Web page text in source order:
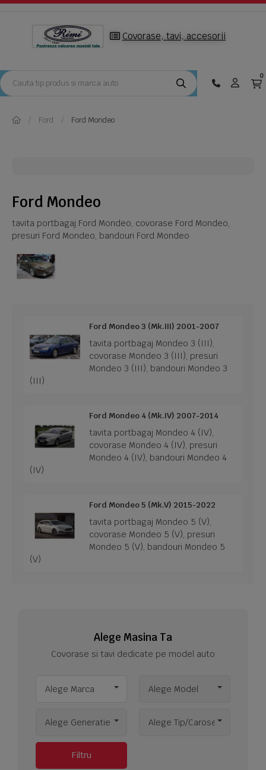
Covorase, tavi, accesorii
0
Ford Ford Mondeo
Ford Mondeo
tavita portbagaj Ford Mondeo, covorase Ford Mondeo,
presuri Ford Mondeo, bandouri Ford Mondeo
Ford Mondeo 3 (Mk.III) 2001-2007
tavita portbagaj Mondeo 3 (III),
covorase Mondeo 3 (III), presuri
Mondeo 3 (III), bandouri Mondeo 3
(III)
Ford Mondeo 4 (Mk.IV) 2007-2014
tavita portbagaj Mondeo 4 (IV),
covorase Mondeo 4 (IV), presuri
Mondeo 4 (IV), bandouri Mondeo 4
(IV)
Ford Mondeo 5 (Mk.V) 2015-2022
tavita portbagaj Mondeo 5 (V),
covorase Mondeo 5 (V), presuri
Mondeo 5 (V), bandouri Mondeo 5
(V)
Alege Masina Ta
Covorase si tavi dedicate pe model auto
Alege Marca Alege Model
Alege Generatie Alege Tip/Caroserie
Filtru